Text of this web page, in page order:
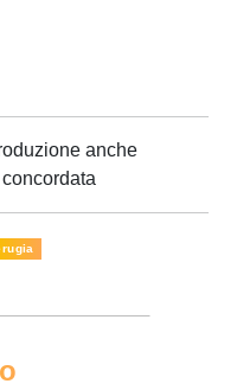
anche